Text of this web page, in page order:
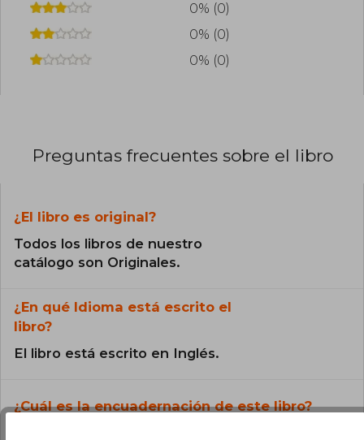
0% (0)
0% (0)
0% (0)
Preguntas frecuentes sobre el libro
¿El libro es original?
Todos los libros de nuestro
catálogo son Originales.
¿En qué Idioma está escrito el
libro?
El libro está escrito en Inglés.
¿Cuál es la encuadernación de este libro?